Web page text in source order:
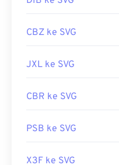
Dikembangkan oleh:
Tautan yang berguna:
https://
CBZ ke SVG
JXL ke SVG
CBR ke SVG
PSB ke SVG
X3F ke SVG